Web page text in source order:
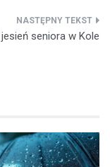
seniora w Kole